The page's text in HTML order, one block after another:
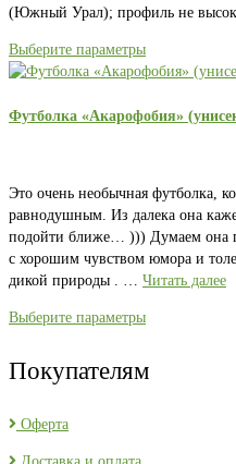
(Южный Урал); профиль не
Выберите параметры
Футболка «Акарофобия»
Это очень необычная футболка,
равнодушным. Из далека она
подойти ближе… ))) Думаем она
с хорошим чувством юмора и
дикой природы . … Читать далее
Выберите параметры
Покупателям
Оферта